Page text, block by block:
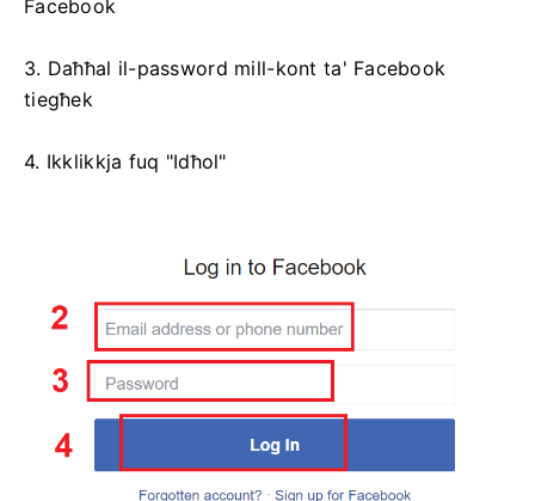
Facebook
3. Daħħal il-password mill-kont ta' Facebook
tiegħek
4. Ikklikkja fuq "Idħol"